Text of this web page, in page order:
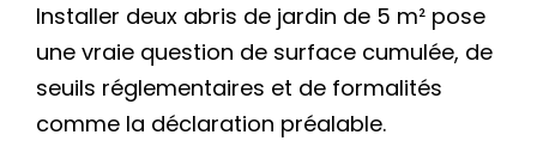
Installer deux abris de jardin de 5 m² pose
une vraie question de surface cumulée, de
seuils réglementaires et de formalités
comme la déclaration préalable.